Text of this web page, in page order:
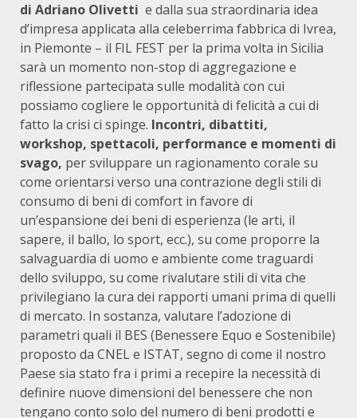
di Adriano Olivetti e dalla sua straordinaria idea
d’impresa applicata alla celeberrima fabbrica di Ivrea,
in Piemonte – il FIL FEST per la prima volta in Sicilia
sarà un momento non-stop di aggregazione e
riflessione partecipata sulle modalità con cui
possiamo cogliere le opportunità di felicità a cui di
fatto la crisi ci spinge. Incontri, dibattiti,
workshop, spettacoli, performance e momenti di
svago, per sviluppare un ragionamento corale su
come orientarsi verso una contrazione degli stili di
consumo di beni di comfort in favore di
un’espansione dei beni di esperienza (le arti, il
sapere, il ballo, lo sport, ecc.), su come proporre la
salvaguardia di uomo e ambiente come traguardi
dello sviluppo, su come rivalutare stili di vita che
privilegiano la cura dei rapporti umani prima di quelli
di mercato. In sostanza, valutare l’adozione di
parametri quali il BES (Benessere Equo e Sostenibile)
proposto da CNEL e ISTAT, segno di come il nostro
Paese sia stato fra i primi a recepire la necessità di
definire nuove dimensioni del benessere che non
tengano conto solo del numero di beni prodotti e